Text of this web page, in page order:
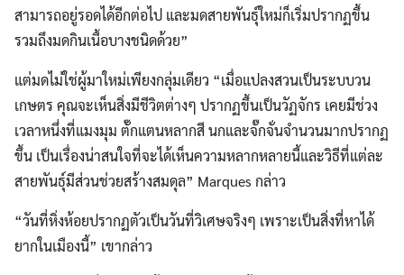
สามารถอยู่รอดได้อีกต่อไป และมดสายพันธุ์ใหม่ก็เริ่มปรากฏขึ้น
รวมถึงมดกินเนื้อบางชนิดด้วย”
แต่มดไม่ใช่ผู้มาใหม่เพียงกลุ่มเดียว “เมื่อแปลงสวนเป็นระบบวน
เกษตร คุณจะเห็นสิ่งมีชีวิตต่างๆ ปรากฏขึ้นเป็นวัฏจักร เคยมีช่วง
เวลาหนึ่งที่แมงมุม ตั๊กแตนหลากสี นกและจั๊กจั่นจำนวนมากปรากฏ
ขึ้น เป็นเรื่องน่าสนใจที่จะได้เห็นความหลากหลายนี้และวิธีที่แต่ละ
สายพันธุ์มีส่วนช่วยสร้างสมดุล” Marques กล่าว
“วันที่หิ่งห้อยปรากฏตัวเป็นวันที่วิเศษจริงๆ เพราะเป็นสิ่งที่หาได้
ยากในเมืองนี้” เขากล่าว